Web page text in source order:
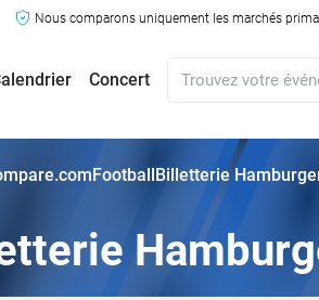
Nous comparons uniquement les marchés
Concert
FootballBilletterie